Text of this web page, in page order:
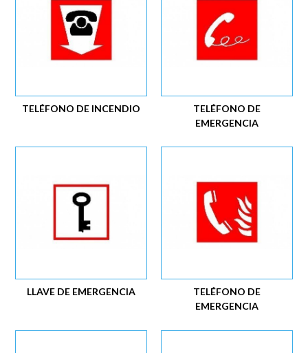
TELÉFONO DE
EMERGENCIA
TELÉFONO DE INCENDIO
TELÉFONO DE
EMERGENCIA
LLAVE DE EMERGENCIA